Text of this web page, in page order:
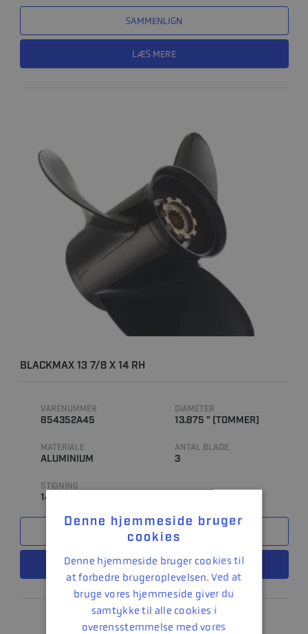
SAMMENLIGN
LÆS MERE
BLACKMAX 13 7/8 X 14 RH
VARENUMMER
854352A45
DIAMETER
13.875 " (TOMMER)
MATERIALE
ALUMINIUM
ANTAL BLADE
3
STIGNING
14
SAMMENLIGN
LÆS MERE
Denne hjemmeside bruger
cookies
Denne hjemmeside bruger cookies til
at forbedre brugeroplevelsen. Ved at
bruge vores hjemmeside giver du
samtykke til alle cookies i
overensstemmelse med vores